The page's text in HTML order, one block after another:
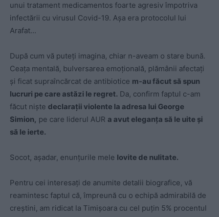
unui tratament medicamentos foarte agresiv împotriva
infectării cu virusul Covid-19. Așa era protocolul lui
Arafat…
După cum vă puteți imagina, chiar n-aveam o stare bună.
Ceața mentală, bulversarea emoțională, plămânii afectați
și ficat supraîncărcat de antibiotice m-au făcut să spun
lucruri pe care astăzi le regret. Da, confirm faptul c-am
făcut niște declarații violente la adresa lui George
Simion, pe care liderul AUR a avut eleganța să le uite și
să le ierte.
Socot, așadar, enunțurile mele lovite de nulitate.
Pentru cei interesați de anumite detalii biografice, vă
reamintesc faptul că, împreună cu o echipă admirabilă de
creștini, am ridicat la Timișoara cu cel puțin 5% procentul